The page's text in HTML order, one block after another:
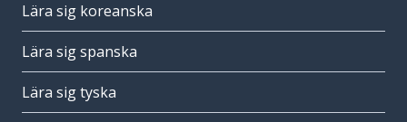
Lära sig koreanska
Lära sig spanska
Lära sig tyska